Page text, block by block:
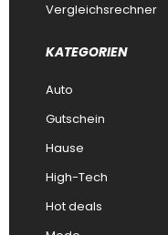
Vergleichsrechner
KATEGORIEN
Auto
Gutschein
Hause
High-Tech
Hot deals